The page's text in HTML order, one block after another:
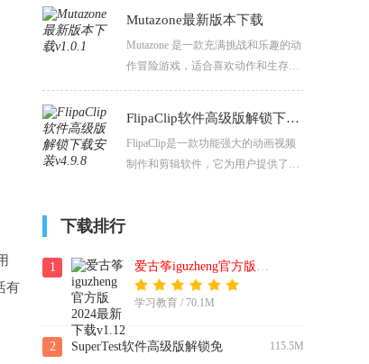
有
简单的操作，实现复杂的绘画效果，
大大提高了绘画的效率和质量。
Mutazone最新版本下载
Mutazone 是一款充满挑战和乐趣的动
作冒险游戏，适合喜欢动作和生存类
尸和其他生物的攻击浪潮中生存下
来。立即在Poki平台上免费体验Mutaz
one，开始你的生存之旅。
FlipaClip软件高级版解锁下载安装
FlipaClip是一款功能强大的动画视频
制作和剪辑软件，它为用户提供了一
切等功能对画作进行编辑和调整。
下载排行
1 爱古筝iguzheng官方版2024最新下载
学习教育 / 70.1M
2 SuperTest软件高级版解锁免 115.5M